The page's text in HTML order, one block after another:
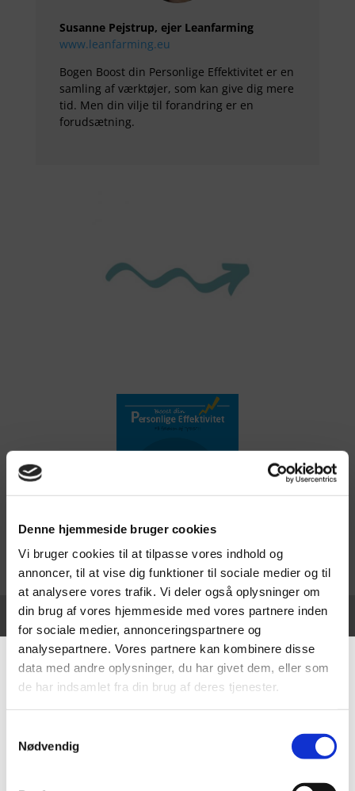
For at give dig de bedste oplevelser bruger vi teknologier som cookies til
at gemme og/eller få adgang til enhedsoplysninger. Hvis du giver dit
browsingadfærd eller unikke ID'er på dette websted. Hvis du ikke giver dit
Denne hjemmeside bruger cookies
Vi bruger cookies til at tilpasse vores indhold og
annoncer, til at vise dig funktioner til sociale medier og til
at analysere vores trafik. Vi deler også oplysninger om
din brug af vores hjemmeside med vores partnere inden
for sociale medier, annonceringspartnere og
analysepartnere. Vores partnere kan kombinere disse
data med andre oplysninger, du har givet dem, eller som
de har indsamlet fra din brug af deres tjenester.
Nødvendig
Susanne Pejstrup, ejer Leanfarming
www.leanfarming.eu
Bogen Boost din Personlige Effektivitet er en
samling af værktøjer, som kan give dig mere
tid. Men din vilje til forandring er en
forudsætning.
Fåfølelsenaf at være Personlig
Effektiv 🤩
Det er en super fed
følelse!!!
Jeg siger dig… – følelsen af at
være tilfreds med sig selv er